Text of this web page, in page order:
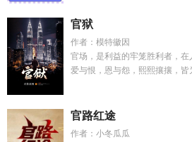
官狱
作者：模特徽因
官场，是利益的牢笼胜利者，在
爱与恨，恩与怨，熙熙攘攘，皆
官路红途
作者：小冬瓜瓜